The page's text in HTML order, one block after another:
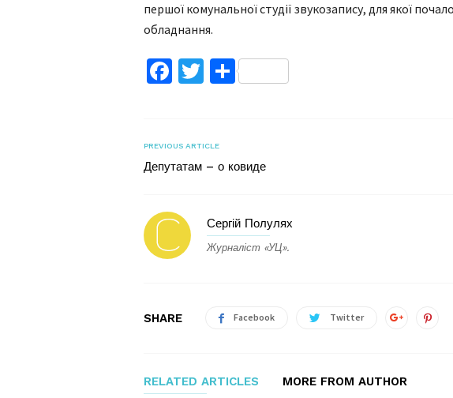
першої комунальної студії звукозапису, для якої
обладнання.
Facebook
TwitterПоділитися
PREVIOUS ARTICLE
Депутатам – о ковиде
Сергій Полулях
Журналіст «УЦ».
SHARE Facebook Twitter
RELATED ARTICLES MORE FROM AUTHOR